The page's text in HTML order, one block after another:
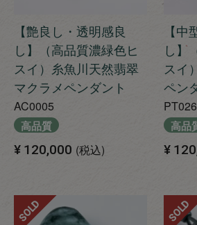
【艶良し・透明感良
し】（高品質濃緑色ヒ
スイ）糸魚川天然翡翠
マクラメペンダント
AC0005
高品質
¥ 120,000 税込
【
し】
スイ
ペン
高品
¥
SOLD SOLD